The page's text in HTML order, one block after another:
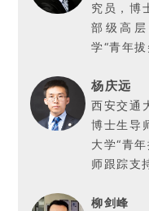
究员，博
部级高
学“青年拔
杨庆远
西安交通
博士生导
大学“青
师跟踪支
柳剑峰